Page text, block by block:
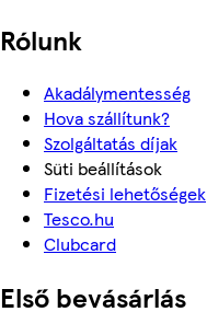
Rólunk
Akadálymentesség
Hova szállítunk?
Szolgáltatás díjak
Süti beállítások
Fizetési lehetőségek
Tesco.hu
Clubcard
Első bevásárlás